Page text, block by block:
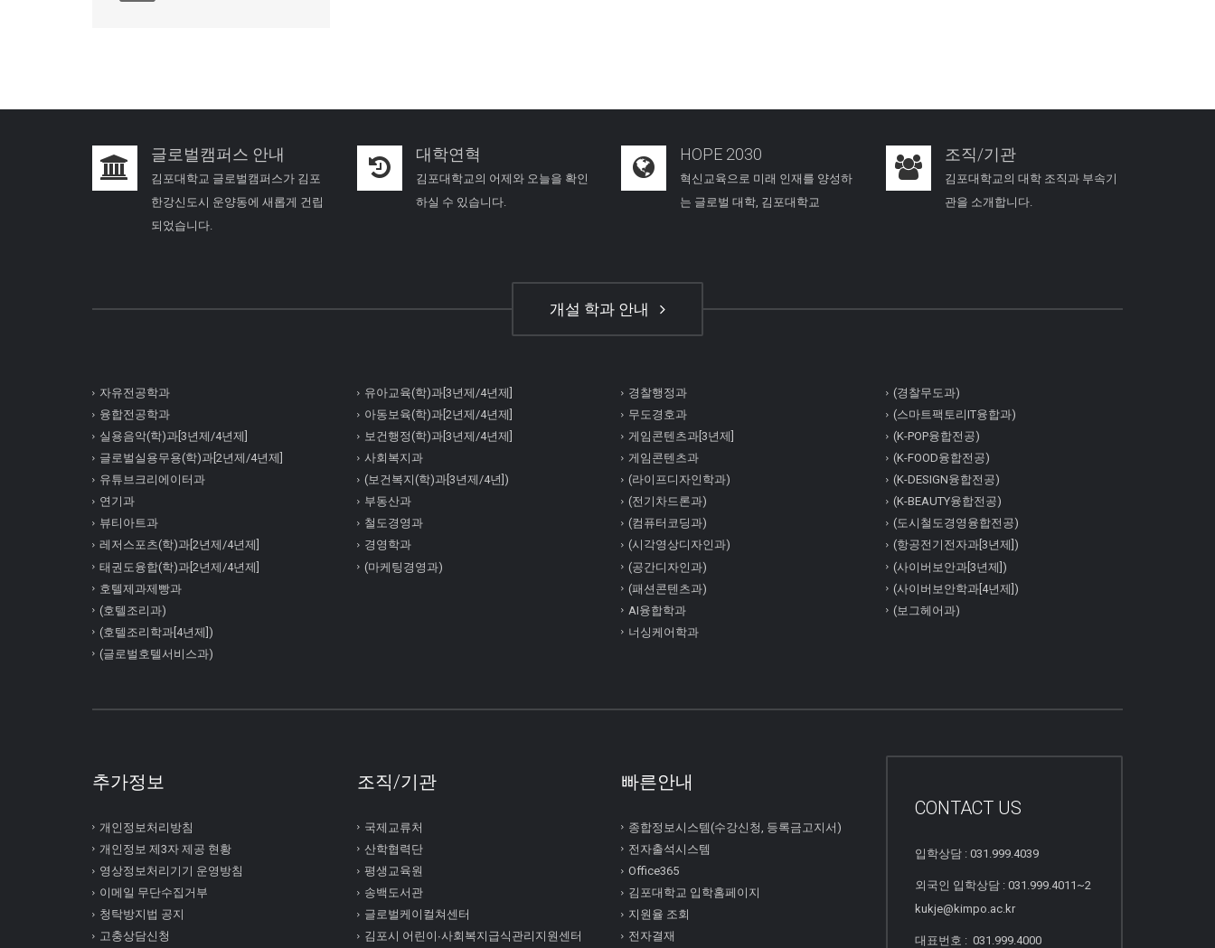
글로벌캠퍼스 안내
김포대학교 글로벌캠퍼스가 김포
한강신도시 운양동에 새롭게 건립
되었습니다.
대학연혁
김포대학교의 어제와 오늘을 확인
하실 수 있습니다.
HOPE 2030
혁신교육으로 미래 인재를 양성하
는 글로벌 대학, 김포대학교
조직/기관
김포대학교의 대학 조직과 부속기
관을 소개합니다.
개설 학과 안내
자유전공학과
융합전공학과
실용음악(학)과[3년제/4년제]
글로벌실용무용(학)과[2년제/4년제]
유튜브크리에이터과
연기과
뷰티아트과
레저스포츠(학)과[2년제/4년제]
태권도융합(학)과[2년제/4년제]
호텔제과제빵과
(호텔조리과)
(호텔조리학과[4년제])
(글로벌호텔서비스과)
유아교육(학)과[3년제/4년제]
아동보육(학)과[2년제/4년제]
보건행정(학)과[3년제/4년제]
사회복지과
(보건복지(학)과[3년제/4년])
부동산과
철도경영과
경영학과
(마케팅경영과)
경찰행정과
무도경호과
게임콘텐츠과[3년제]
게임콘텐츠과
(라이프디자인학과)
(전기차드론과)
(컴퓨터코딩과)
(시각영상디자인과)
(공간디자인과)
(패션콘텐츠과)
AI융합학과
너싱케어학과
(경찰무도과)
(스마트팩토리IT융합과)
(K-POP융합전공)
(K-FOOD융합전공)
(K-DESIGN융합전공)
(K-BEAUTY융합전공)
(도시철도경영융합전공)
(항공전기전자과[3년제])
(사이버보안과[3년제])
(사이버보안학과[4년제])
(보그헤어과)
추가정보
개인정보처리방침
개인정보 제3자 제공 현황
영상정보처리기기 운영방침
이메일 무단수집거부
청탁방지법 공지
고충상담신청
조직/기관
국제교류처
산학협력단
평생교육원
송백도서관
글로벌케이컬쳐센터
김포시 어린이∙사회복지급식관리지원센터
빠른안내
종합정보시스템(수강신청, 등록금고지서)
전자출석시스템
Office365
김포대학교 입학홈페이지
지원율 조회
전자결재
CONTACT US
입학상담 : 031.999.4039
외국인 입학상담 : 031.999.4011~2
kukje@kimpo.ac.kr
대표번호 : 031.999.4000